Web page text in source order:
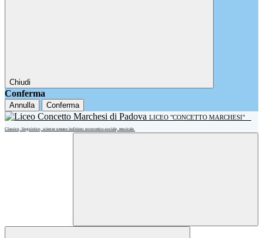
Chiudi
Conferma
Annulla Conferma
LICEO "CONCETTO MARCHESI"
Classico, linguistico, scienze umane indirizzo economico-sociale, musicale